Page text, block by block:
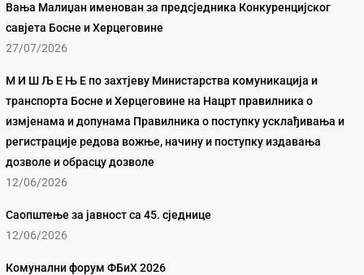
Вања Малиџан именован за предсједника Конкуренцијског
савјета Босне и Херцеговине
27/07/2026
М И Ш Љ Е Њ Е по захтјеву Министарства комуникација и
транспорта Босне и Херцеговине на Нацрт правилника о
измјенама и допунама Правилника о поступку усклађивања и
регистрације редова вожње, начину и поступку издавања
дозволе и обрасцу дозволе
12/06/2026
Саопштење за јавност са 45. сједнице
12/06/2026
Комунални форум ФБиХ 2026